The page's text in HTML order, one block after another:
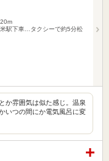
駅下車…タクシーで約5分松
か雰囲気は似た感じ。温泉
いつの間にか電気風呂に変